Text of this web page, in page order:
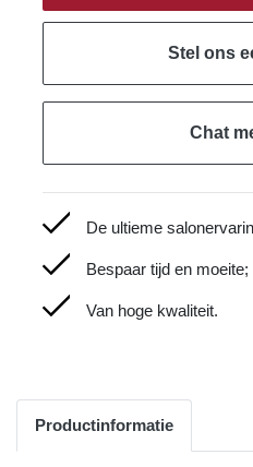
Stel ons
Chat
De ultieme
Bespaar tijd en moeite;
Van hoge kwaliteit.
Productinformatie